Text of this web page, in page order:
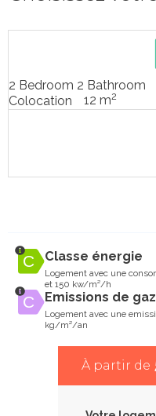
2 Bedroom 2 Bathroom
Colocation
12 m2
Classe énergie
Logement avec une
et 150 kw/m²/h
Emissions de
Logement avec une
kg/m²/an
À partir de